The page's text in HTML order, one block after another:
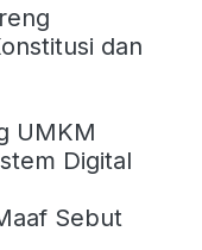
dan
UMKM
Digital
Sebut